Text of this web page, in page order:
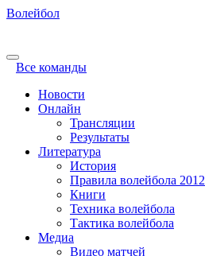
Волейбол
Все команды
Новости
Онлайн
Трансляции
Результаты
Литература
История
Правила волейбола 2012
Книги
Техника волейбола
Тактика волейбола
Медиа
Видео матчей